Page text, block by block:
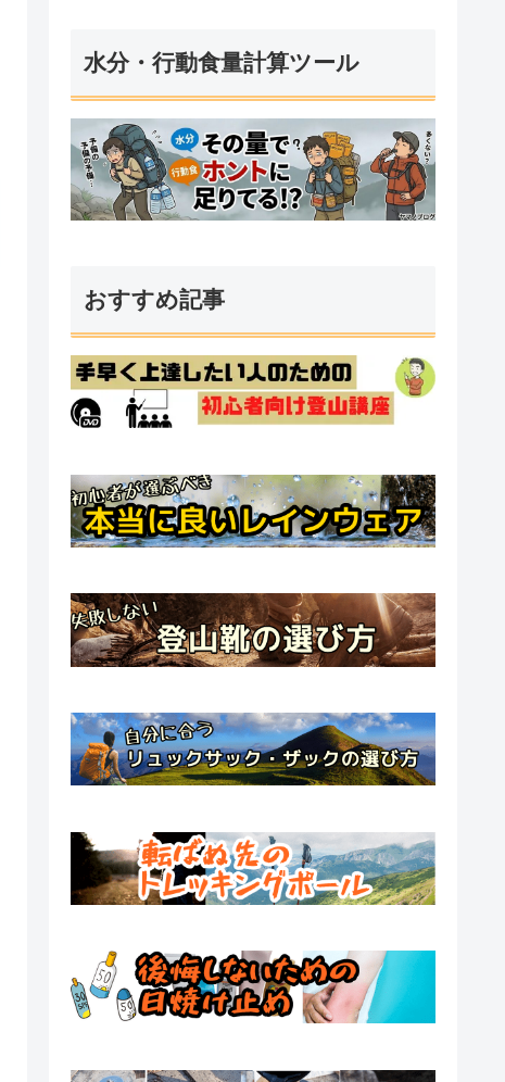
水分・行動食量計算ツール
おすすめ記事